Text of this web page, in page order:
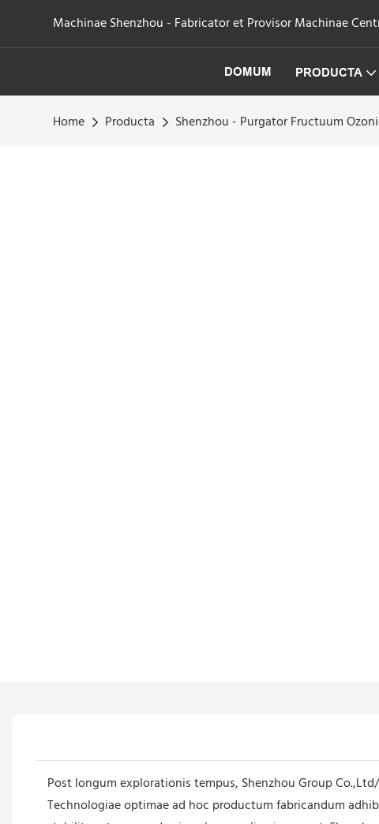
Machinae Shenzhou - Fabricator et Provisor Machinae
DOMUM PRODUCTA
Home Producta Shenzhou - Purgator Fructuum
Post longum explorationis tempus, Shenzhou Group
Technologiae optimae ad hoc productum fabricandum